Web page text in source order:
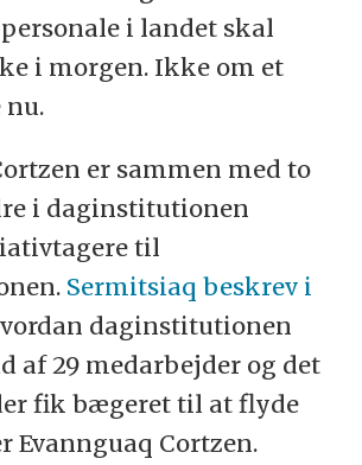
i landet skal
i morgen. Ikke om et
nu.
er sammen med to
i daginstitutionen
til
Sermitsiaq beskrev i
daginstitutionen
af 29 medarbejder og det
fik bægeret til at flyde
Evannguaq Cortzen.